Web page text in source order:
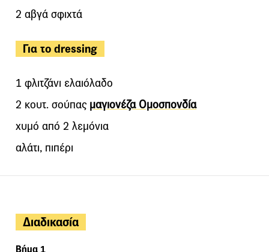
2 αβγά σφιχτά
Για το dressing
1 φλιτζάνι ελαιόλαδο
2 κουτ. σούπας μαγιονέζα Ομοσπονδία
χυμό από 2 λεμόνια
αλάτι, πιπέρι
Διαδικασία
Βήμα 1